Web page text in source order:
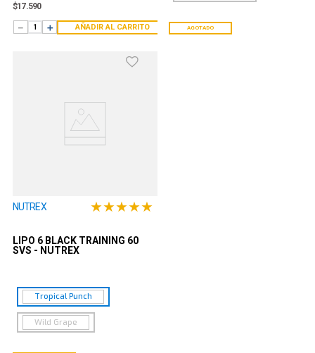
$17.590
＋
－ AÑADIR AL CARRITO AGOTADO
NUTREX ★★★★★
LIPO 6 BLACK TRAINING 60
SVS - NUTREX
Tropical Punch
Wild Grape